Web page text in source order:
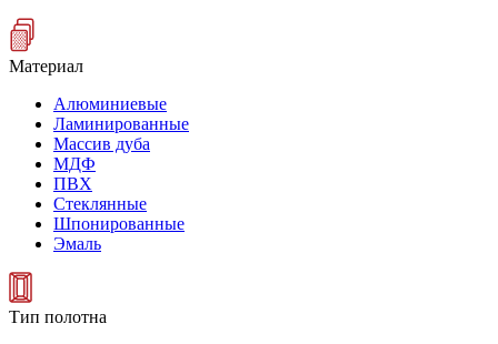
Материал
Алюминиевые
Ламинированные
Массив дуба
МДФ
ПВХ
Стеклянные
Шпонированные
Эмаль
Тип полотна